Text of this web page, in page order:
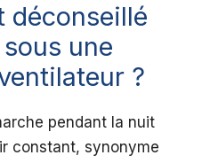
déconseillé
une
?
pendant la nuit
constant, synonyme